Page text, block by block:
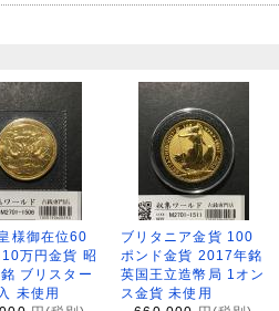
様御在位60
万円金貨 昭
ブリスター
未使用
ブリタニア金貨 100
ポンド金貨 2017年銘
英国王立造幣局 1オン
ス金貨 未使用